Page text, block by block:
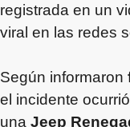
registrada en un
viral en las redes
Según informaron
el incidente
una Jeep